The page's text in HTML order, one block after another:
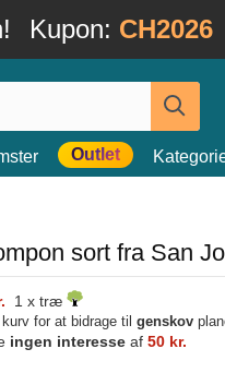
Kupon: CH2026
Outlet
sort fra San
1 x træ
for at bidrage til genskov
ingen interesse af 50 kr.